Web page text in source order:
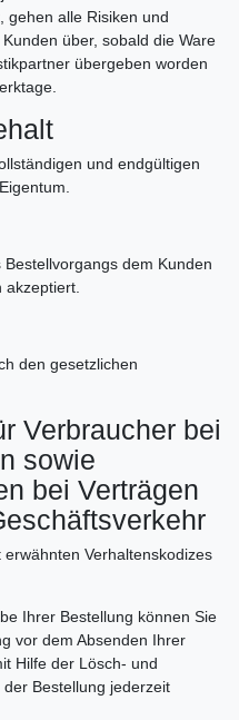
gehen alle Risiken und
über, sobald die Ware
übergeben worden
und endgültigen
dem Kunden
den gesetzlichen
Verbraucher bei
sowie
bei Verträgen
Verhaltenskodizes
Ihrer Bestellung können Sie
vor dem Absenden Ihrer
Hilfe der Lösch- und
Bestellung jederzeit